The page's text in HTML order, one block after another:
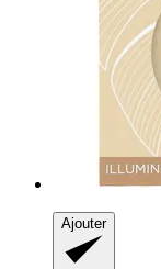
Ajouter